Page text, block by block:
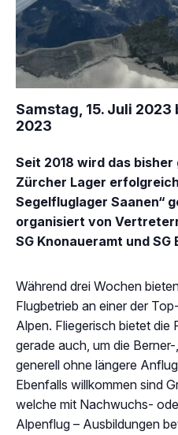
Samstag, 15. Juli
2023
Seit 2018 wird das
Zürcher Lager
Segelfluglager Saanen“
organisiert von
SG Knonaueramt und SG
Während drei Wochen
Flugbetrieb an einer der
Alpen. Fliegerisch bietet die
gerade auch, um die
generell ohne längere
Ebenfalls willkommen sind
welche mit Nachwuchs-
Alpenflug – Ausbildungen